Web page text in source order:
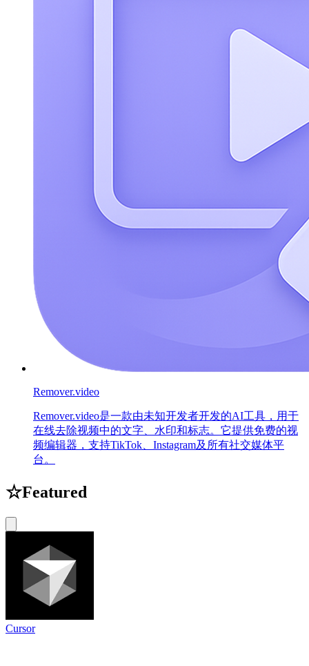
Remover.video
Remover.video是一款由未知开发者开发的AI工具，用于
在线去除视频中的文字、水印和标志。它提供免费的视
频编辑器，支持TikTok、Instagram及所有社交媒体平
台。
☆Featured
Cursor